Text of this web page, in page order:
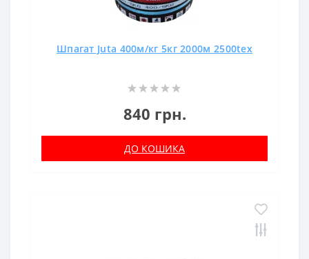
Шпагат Juta 400м/кг 5кг 2000м 2500tex
840 грн.
ДО КОШИКА